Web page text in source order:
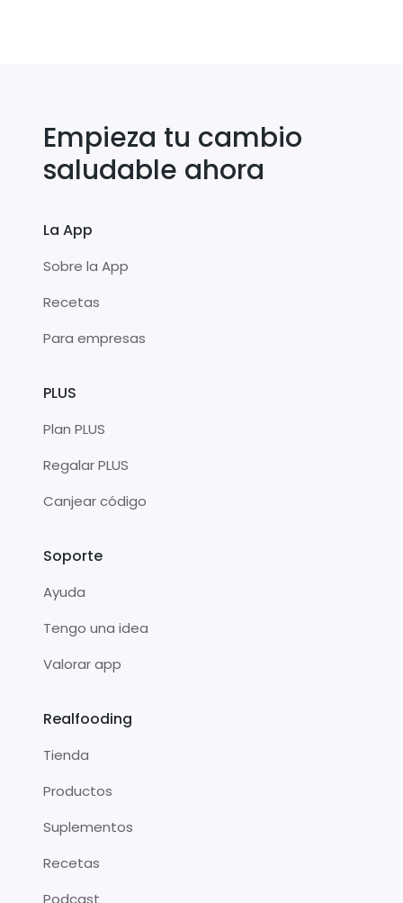
Empieza tu cambio
saludable ahora
La App
Sobre la App
Recetas
Para empresas
PLUS
Plan PLUS
Regalar PLUS
Canjear código
Soporte
Ayuda
Tengo una idea
Valorar app
Realfooding
Tienda
Productos
Suplementos
Recetas